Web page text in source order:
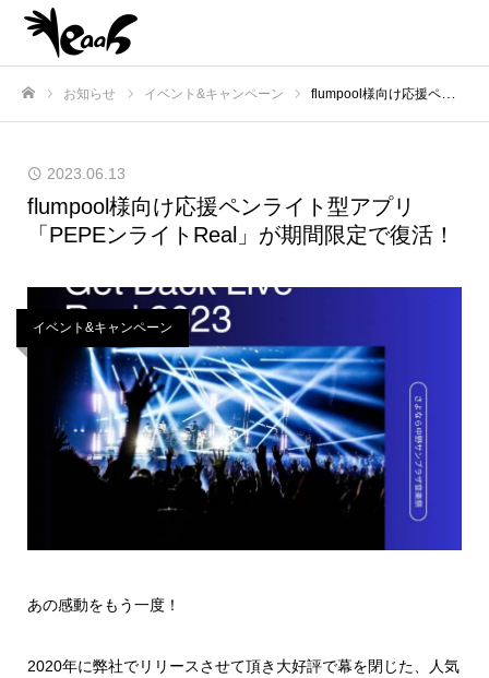
お知らせ イベント&キャンペーン flumpool様向け応援ペンライト型アプリ「PEPEンライトReal」が期間限定で復活！
2023.06.13
flumpool様向け応援ペンライト型アプリ
「PEPEンライトReal」が期間限定で復活！
イベント&キャンペーン
あの感動をもう一度！
2020年に弊社でリリースさせて頂き大好評で幕を閉じた、人気